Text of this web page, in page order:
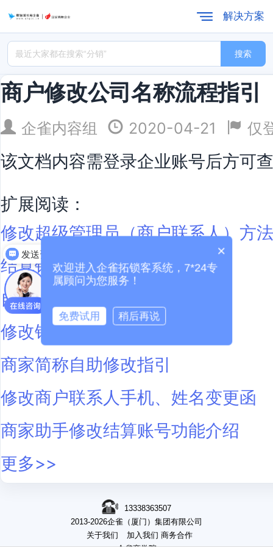
解决方案
搜索
商户修改公司名称流程指引
企雀内容组 2020-04-21 仅
该文档内容需登录企业账号后方可
扩展阅读：
修改超级管理员（商户联系人）方法
结算银行变更函
自助修改结算账号功能介绍
修改银行结算账号申请
商家简称自助修改指引
修改商户联系人手机、姓名变更函
商家助手修改结算账号功能介绍
更多>>
13338363507
2013-2026企雀（厦门）集团有限公司
关于我们
加入我们 商务合作
发送资料 ×
欢迎进入企雀拓锁客系统，7*24专
属顾问为您服务！
免费试用 稍后再说